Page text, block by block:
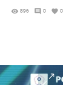
896 0 0